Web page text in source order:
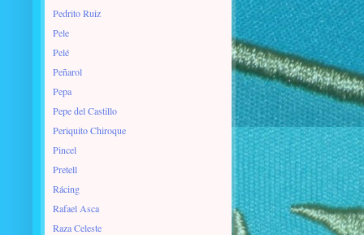
Pedrito Ruiz
Pele
Pelé
Peñarol
Pepa
Pepe del Castillo
Periquito Chiroque
Pincel
Pretell
Rácing
Rafael Asca
Raza Celeste